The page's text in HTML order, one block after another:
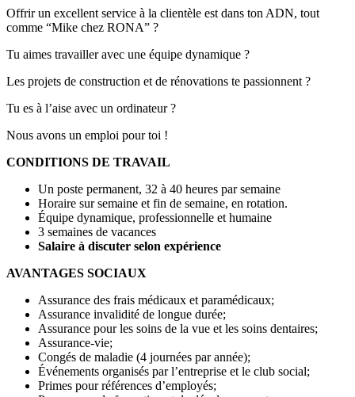
Offrir un excellent service à la clientèle est dans ton ADN, tout
comme “Mike chez RONA” ?
Tu aimes travailler avec une équipe dynamique ?
Les projets de construction et de rénovations te passionnent ?
Tu es à l’aise avec un ordinateur ?
Nous avons un emploi pour toi !
CONDITIONS DE TRAVAIL
Un poste permanent, 32 à 40 heures par semaine
Horaire sur semaine et fin de semaine, en rotation.
Équipe dynamique, professionnelle et humaine
3 semaines de vacances
Salaire à discuter selon expérience
AVANTAGES SOCIAUX
Assurance des frais médicaux et paramédicaux;
Assurance invalidité de longue durée;
Assurance pour les soins de la vue et les soins dentaires;
Assurance-vie;
Congés de maladie (4 journées par année);
Événements organisés par l’entreprise et le club social;
Primes pour références d’employés;